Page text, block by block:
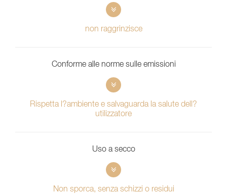
non raggrinzisce
Conforme alle norme sulle emissioni
Rispetta l?ambiente e salvaguarda la salute dell?
utilizzatore
Uso a secco
Non sporca, senza schizzi o residui